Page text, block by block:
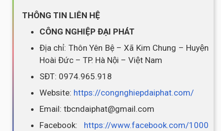
THÔNG TIN LIÊN HỆ
CÔNG NGHIỆP ĐẠI PHÁT
Địa chỉ: Thôn Yên Bệ – Xã Kim Chung – Huyện
Hoài Đức – TP. Hà Nội – Việt Nam
SĐT: 0974.965.918
Website: https://congnghiepdaiphat.com/
Email: tbcndaiphat@gmail.com
Facebook: https://www.facebook.com/1000